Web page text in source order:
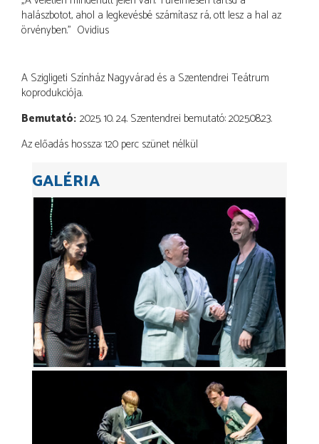
halászbotot, ahol a legkevésbé számítasz rá, ott lesz a hal az
örvényben.” Ovidius
A Szigligeti Színház Nagyvárad és a Szentendrei Teátrum
koprodukciója.
Bemutató 2025. 10. 24. Szentendrei bemutató: 2025.08.23.
Az előadás hossza: 120 perc szünet nélkül
GALÉRIA